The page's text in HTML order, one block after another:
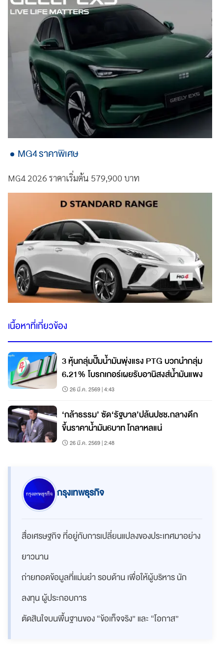
MG4 ราคาพิเศษ
MG4 2026 ราคาเริ่มต้น 579,900 บาท
เนื้อหาที่เกี่ยวข้อง
3 หุ้นกลุ่มปั๊มน้ำมันพุ่งแรง PTG บวกนำกลุ่ม
6.21% โบรกเกอร์เผยรับอานิสงส์น้ำมันแพง
26 มี.ค. 2569 | 4:43
‘กล้าธรรม’ ซัด‘รัฐบาล’ปล้นปชช.กลางดึก
ขึ้นราคาน้ำมัน6บาท โกลาหลแน่
26 มี.ค. 2569 | 2:48
กรุงเทพธุรกิจ
สื่อเศรษฐกิจ ที่อยู่กับการเปลี่ยนแปลงของประเทศมาอย่าง
ยาวนาน
ถ่ายทอดข้อมูลที่แม่นยำ รอบด้าน เพื่อให้ผู้บริหาร นัก
ลงทุน ผู้ประกอบการ
ตัดสินใจบนพื้นฐานของ “ข้อเท็จจริง” และ “โอกาส”